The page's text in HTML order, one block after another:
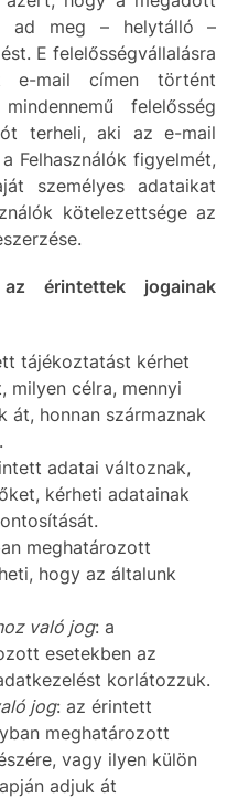
ad meg – helytálló –
E felelősségvállalásra
e-mail címen történt
felelősség
terheli, aki az e-mail
Felhasználók figyelmét,
személyes adataikat
kötelezettsége az
érintettek jogainak
tájékoztatást kérhet
milyen célra, mennyi
át, honnan származnak
adatai változnak,
kérheti adatainak
meghatározott
hogy az általunk
való jog: a
esetekben az
korlátozzuk.
jog: az érintett
meghatározott
vagy ilyen külön
adjuk át